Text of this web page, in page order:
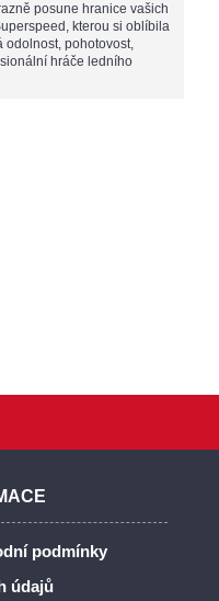
posune hranice vašich
kterou si oblíbila
odolnost, pohotovost,
hráče ledního
podmínky
údajů